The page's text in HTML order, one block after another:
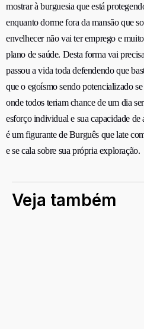
mostrar à burguesia que está
enquanto dorme fora da mansão que
envelhecer não vai ter emprego e
plano de saúde. Desta forma vai
passou a vida toda defendendo que
que o egoísmo sendo potencializado
onde todos teriam chance de um dia
esforço individual e sua capacidade
é um figurante de Burguês que late
e se cala sobre sua própria exploração.
Veja também